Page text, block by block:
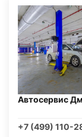
Автосервис
+7 (499) 110-